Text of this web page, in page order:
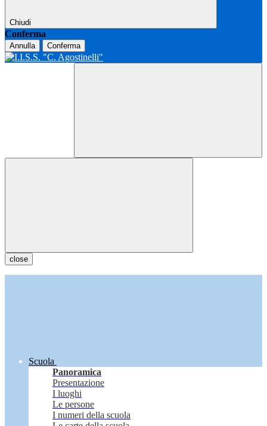
Chiudi
Conferma
Annulla Conferma
close
Scuola
Panoramica
Presentazione
I luoghi
Le persone
I numeri della scuola